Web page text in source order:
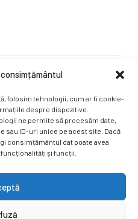
folosim tehnologii, cum ar fi cookie-
despre dispozitive.
ne permite să procesăm date,
sau ID-uri unice pe acest site. Dacă
consimțământul dat poate avea
și funcții.